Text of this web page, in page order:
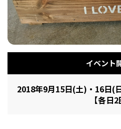
和食 わんぱ
温泉 体験
フィットネス・や
せたい
鍼灸・整
クゼーシ
インテリア 食品・
趣味・スキルアッ
プ
保育園・
イベント
2018年9月15日(土)・16日
【各日2